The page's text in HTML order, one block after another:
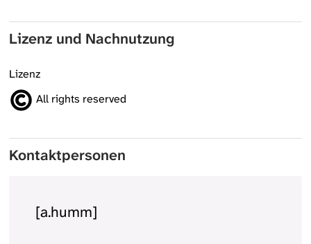
Lizenz und Nachnutzung
Lizenz
All rights reserved
Kontaktpersonen
[a.humm]